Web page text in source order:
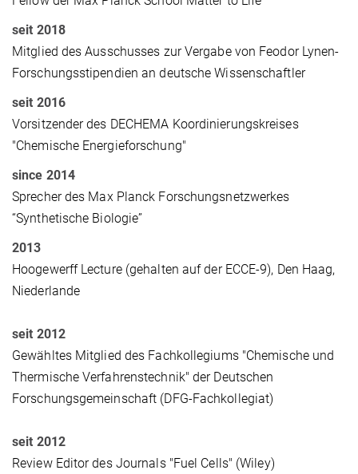
seit 2018
Mitglied des Ausschusses zur Vergabe von Feodor Lynen-
Forschungsstipendien an deutsche Wissenschaftler
seit 2016
Vorsitzender des DECHEMA Koordinierungskreises
"Chemische Energieforschung"
since 2014
Sprecher des Max Planck Forschungsnetzwerkes
“Synthetische Biologie”
2013
Hoogewerff Lecture (gehalten auf der ECCE-9), Den Haag,
Niederlande
seit 2012
Gewähltes Mitglied des Fachkollegiums "Chemische und
Thermische Verfahrenstechnik" der Deutschen
Forschungsgemeinschaft (DFG-Fachkollegiat)
seit 2012
Review Editor des Journals "Fuel Cells" (Wiley)